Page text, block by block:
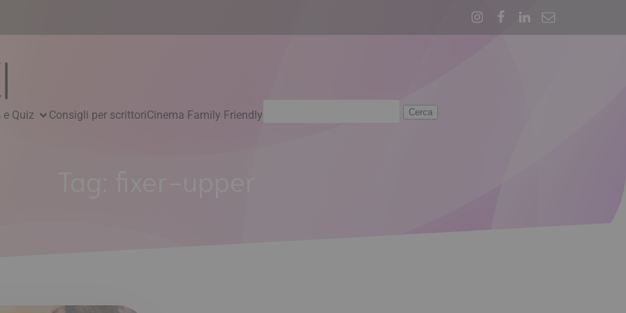
e Quiz Consigli per scrittoriCinema Family Friendlyper: